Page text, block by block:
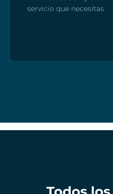
servicio que necesitas